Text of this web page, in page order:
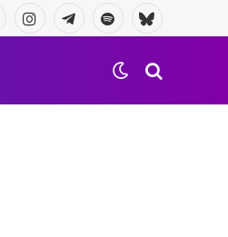
InstagramTelegramaSpotifyBluesky